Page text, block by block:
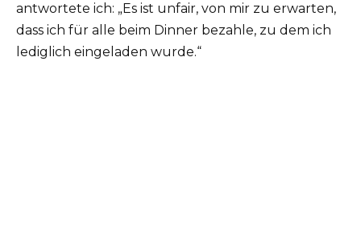
antwortete ich: „Es ist unfair, von mir zu erwarten,
dass ich für alle beim Dinner bezahle, zu dem ich
lediglich eingeladen wurde.“